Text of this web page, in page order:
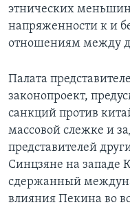
этнических
напряженности к и
отношениям между
Палата
законопроект,
санкций против
массовой слежке и
представителей
Синцзяне на западе
сдержанный
влияния Пекина во